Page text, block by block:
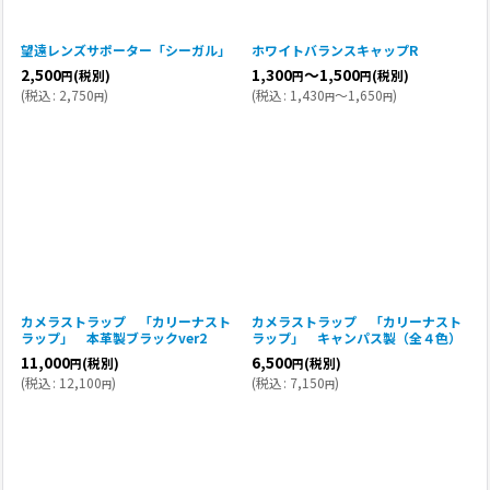
望遠レンズサポーター「シーガル」
2,500円(税別)
(税込: 2,750円)
ホワイトバランスキャップR
1,300円～1,500円(税別)
(税込: 1,430円～1,650円)
カメラストラップ 「カリーナスト
ラップ」 本革製ブラックver2
11,000円(税別)
(税込: 12,100円)
カメラストラップ 「カリーナスト
ラップ」 キャンパス製（全４色）
6,500円(税別)
(税込: 7,150円)